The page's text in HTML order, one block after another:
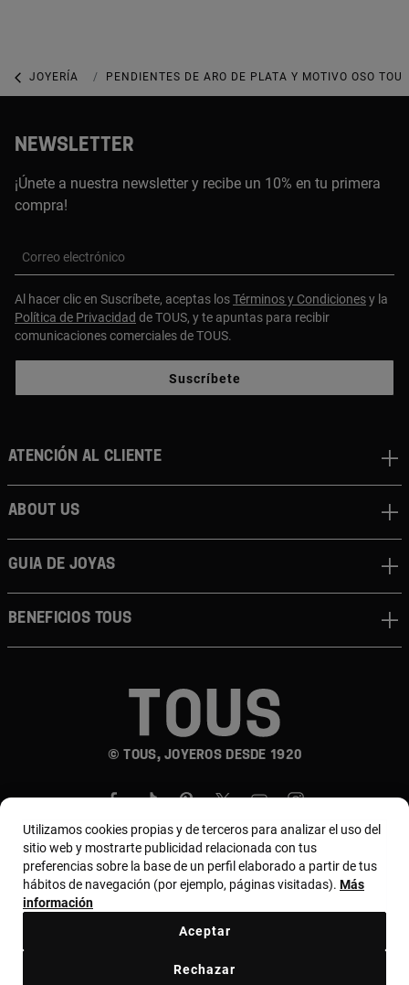
JOYERÍA JOYAS DE PLATA 925
PENDIENTES DE ARO DE PLATA Y MOTIVO OSO
NEWSLETTER
¡Únete a nuestra newsletter y recibe un 10% en tu primera
compra!
Correo electrónico
Al hacer clic en Suscríbete, aceptas losTérminos y Condicionesy la
Política de Privacidad de TOUS, y te apuntas para recibir
comunicaciones comerciales de TOUS.
Suscríbete
© TOUS, JOYEROS DESDE 1920
Atención al cliente
About us
Guia de joyas
Beneficios TOUS
País y moneda:Costa Rica / US Dollar
Utilizamos cookies propias y de terceros para analizar el uso del
sitio web y mostrarte publicidad relacionada con tus
preferencias sobre la base de un perfil elaborado a partir de tus
hábitos de navegación (por ejemplo, páginas visitadas). Más
información
Rechazar
Aceptar